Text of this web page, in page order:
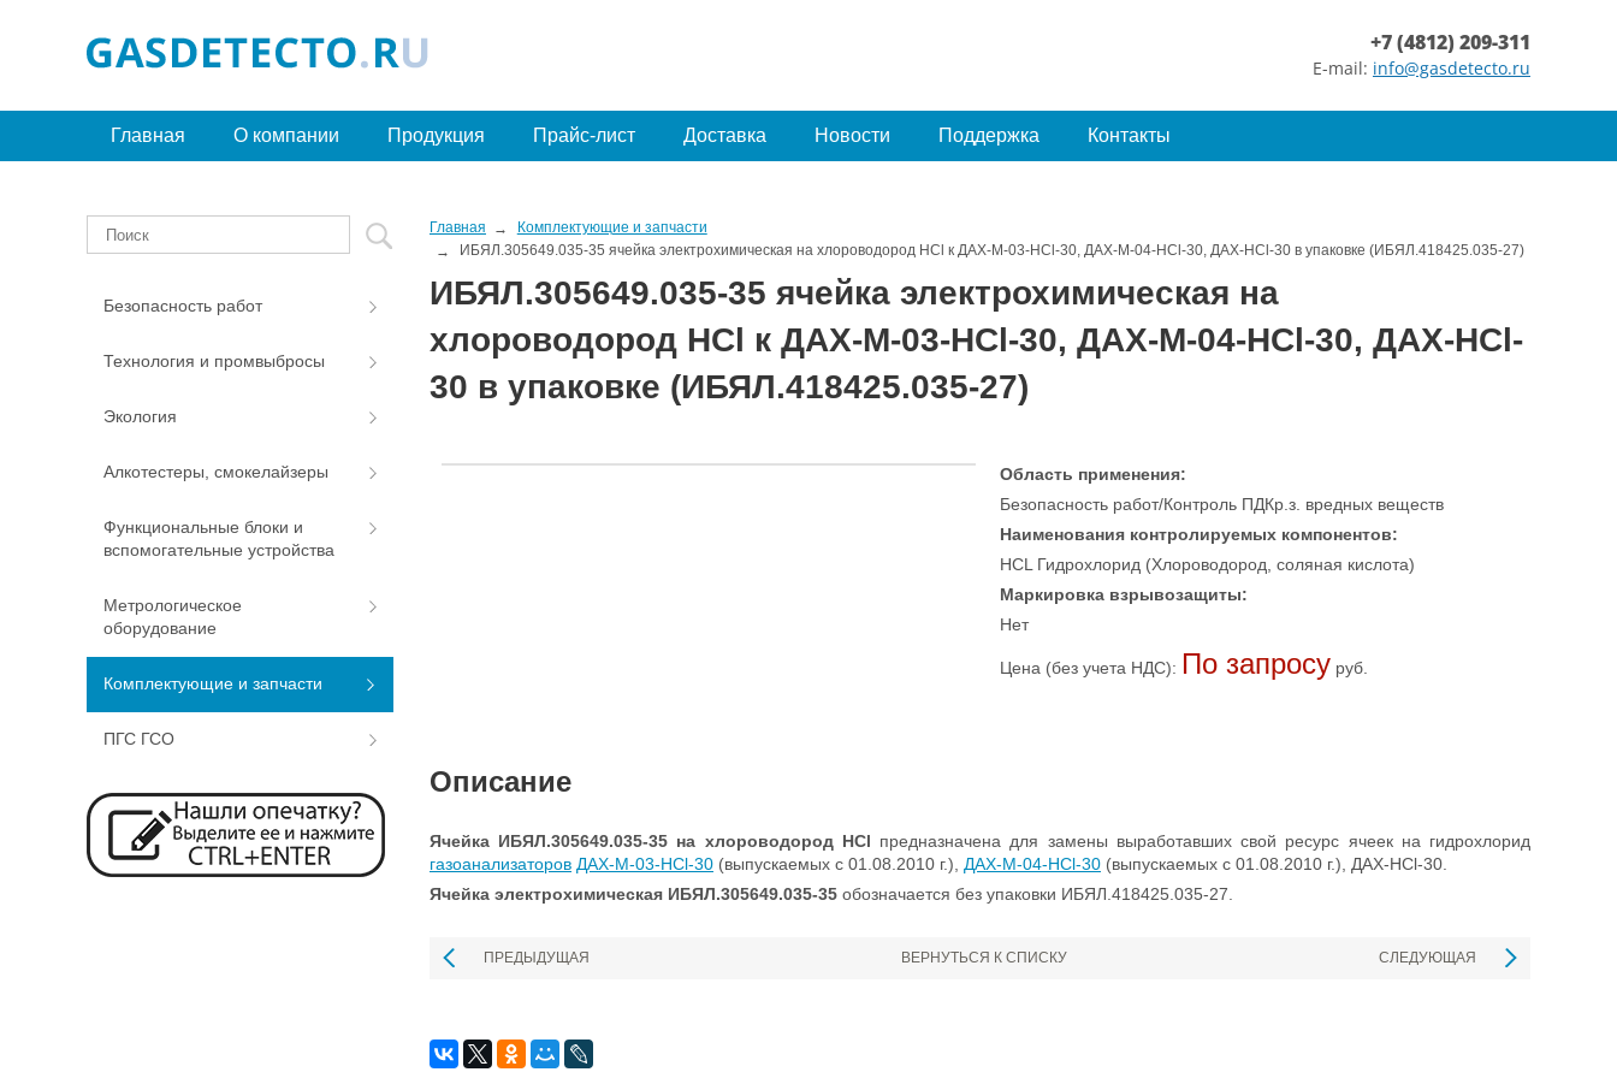
+7 (4812) 209-311
E-mail: info@gasdetecto.ru
Главная О компании Продукция Прайс-лист Доставка Новости Поддержка Контакты
Главная
Комплектующие и запчасти
ИБЯЛ.305649.035-35 ячейка электрохимическая на хлороводород HCl к ДАХ-М-03-HCl-30, ДАХ-М-04-HCl-30, ДАХ-HCl-30 в упаковке (ИБЯЛ.418425.035-27)
ИБЯЛ.305649.035-35 ячейка электрохимическая на
хлороводород HCl к ДАХ-М-03-HCl-30, ДАХ-М-04-HCl-30, ДАХ-HCl-
30 в упаковке (ИБЯЛ.418425.035-27)
Область применения:
Безопасность работ/Контроль ПДКр.з. вредных веществ
Наименования контролируемых компонентов:
HCL Гидрохлорид (Хлороводород, соляная кислота)
Маркировка взрывозащиты:
Нет
Цена (без учета НДС): По запросу руб.
Описание
Ячейка ИБЯЛ.305649.035-35 на хлороводород HCl предназначена для замены выработавших свой ресурс ячеек на гидрохлорид
газоанализаторов ДАХ-М-03-HCl-30 (выпускаемых с 01.08.2010 г.), ДAX-M-04-HCl-30 (выпускаемых с 01.08.2010 г.), ДАХ-HCl-30.
Ячейка электрохимическая ИБЯЛ.305649.035-35 обозначается без упаковки ИБЯЛ.418425.035-27.
ПРЕДЫДУЩАЯ ВЕРНУТЬСЯ К СПИСКУ СЛЕДУЮЩАЯ
Безопасность работ
Технология и промвыбросы
Экология
Алкотестеры, смокелайзеры
Функциональные блоки и
вспомогательные устройства
Метрологическое
оборудование
Комплектующие и запчасти
ПГС ГСО